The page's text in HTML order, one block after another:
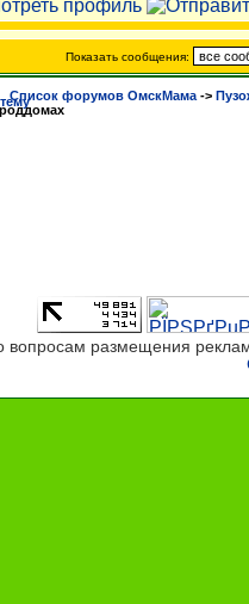
Показать сообщения:
Список форумов ОмскМама ->
роддомах
вопросам размещения